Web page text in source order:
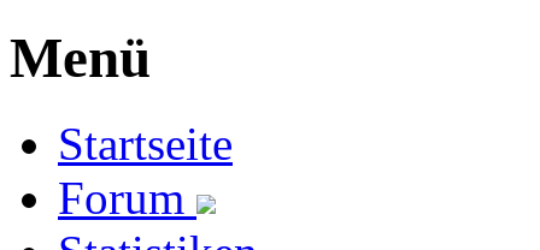
Menü
Startseite
Forum